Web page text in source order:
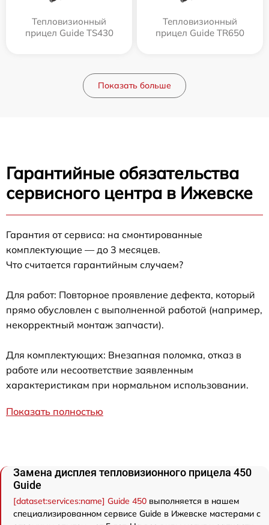
Тепловизионный
прицел Guide TS430
Тепловизионный
прицел Guide TR650
Показать больше
Гарантийные обязательства
сервисного центра в Ижевске
Гарантия от сервиса: на смонтированные
комплектующие — до 3 месяцев.
Что считается гарантийным случаем?
Для работ: Повторное проявление дефекта, который
прямо обусловлен с выполненной работой (например,
некорректный монтаж запчасти).
Для комплектующих: Внезапная поломка, отказ в
работе или несоответствие заявленным
характеристикам при нормальном использовании.
Показать полностью
Замена дисплея тепловизионного прицела 450
Guide
[dataset:services:name] Guide 450 выполняется в нашем
специализированном сервисе Guide в Ижевске мастерами с